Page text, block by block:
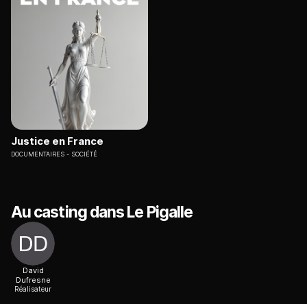
Justice en France
DOCUMENTAIRES SOCIÉTÉ
Au casting dans Le Pigalle
David
Dufresne
Réalisateur